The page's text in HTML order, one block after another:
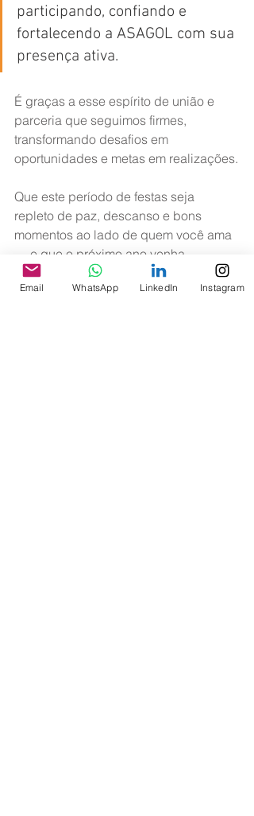
participando, confiando e
fortalecendo a ASAGOL com sua
presença ativa.
É graças a esse espírito de união e
parceria que seguimos firmes,
transformando desafios em
oportunidades e metas em realizações.
Que este período de festas seja
repleto de paz, descanso e bons
momentos ao lado de quem você ama
— e que o próximo ano venha
carregado de saúde, conquistas e
novas razões para celebrar juntos.
Email WhatsApp LinkedIn Instagram